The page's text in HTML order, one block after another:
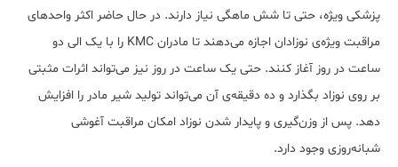
پزشکی ویژه، حتی تا شش ماهگی نیاز دارند. در حال حاضر اکثر واحدهای
مراقبت‌ ویژه‌ی نوزادان اجازه می‌دهند تا مادران KMC را با یک الی دو
ساعت در روز آغاز کنند. حتی یک ساعت در روز نیز می‌تواند اثرات مثبتی
بر روی نوزاد بگذارد و ده دقیقه‌ی آن می‌تواند تولید شیر مادر را افزایش
دهد. پس از وزن‌گیری و پایدار شدن نوزاد امکان مراقبت آغوشی
شبانه‌روزی وجود دارد.